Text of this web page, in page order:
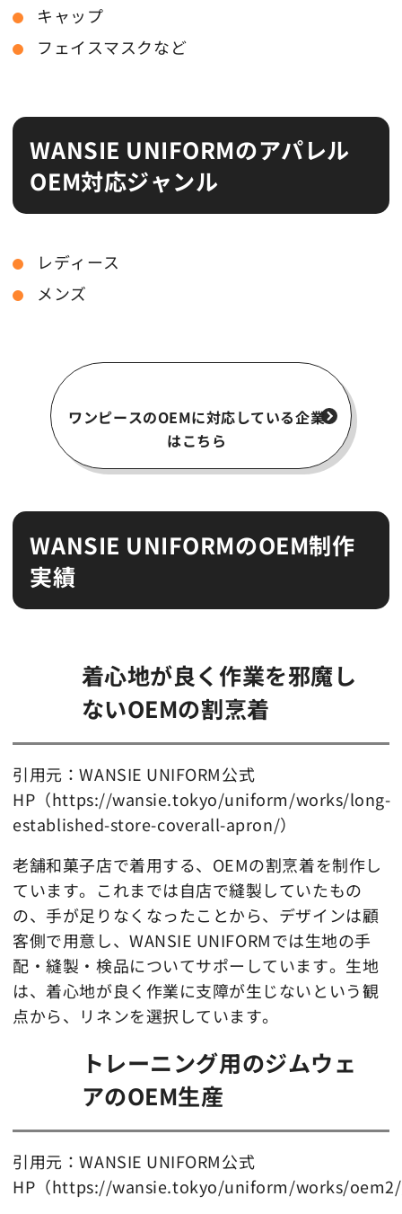
キャップ
フェイスマスクなど
WANSIE UNIFORMのアパレル
OEM対応ジャンル
レディース
メンズ
ワンピースのOEMに対応している企業
はこちら
WANSIE UNIFORMのOEM制作
実績
着心地が良く作業を邪魔し
ないOEMの割烹着
引用元：WANSIE UNIFORM公式
HP（https://wansie.tokyo/uniform/works/long-
established-store-coverall-apron/）
老舗和菓子店で着用する、OEMの割烹着を制作し
ています。これまでは自店で縫製していたもの
の、手が足りなくなったことから、デザインは顧
客側で用意し、WANSIE UNIFORMでは生地の手
配・縫製・検品についてサポーしています。生地
は、着心地が良く作業に支障が生じないという観
点から、リネンを選択しています。
トレーニング用のジムウェ
アのOEM生産
引用元：WANSIE UNIFORM公式
HP（https://wansie.tokyo/uniform/works/